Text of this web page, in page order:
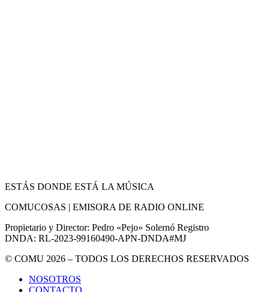
ESTÁS DONDE ESTÁ LA MÚSICA
COMUCOSAS | EMISORA DE RADIO ONLINE
Propietario y Director: Pedro «Pejo» Solernó Registro
DNDA: RL-2023-99160490-APN-DNDA#MJ
© COMU 2026 – TODOS LOS DERECHOS RESERVADOS
NOSOTROS
CONTACTO